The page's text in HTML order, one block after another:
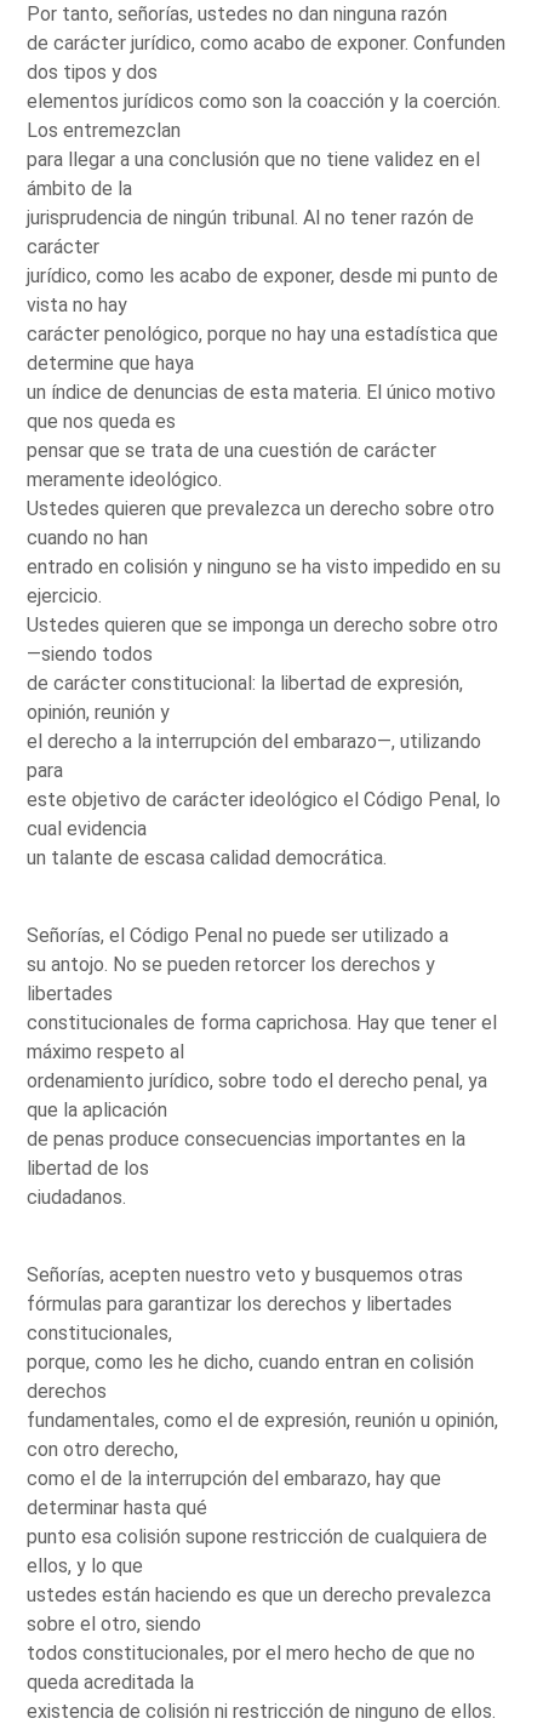
Por tanto, señorías, ustedes no dan ninguna razón
de carácter jurídico, como acabo de exponer. Confunden
dos tipos y dos
elementos jurídicos como son la coacción y la coerción.
Los entremezclan
para llegar a una conclusión que no tiene validez en el
ámbito de la
jurisprudencia de ningún tribunal. Al no tener razón de
carácter
jurídico, como les acabo de exponer, desde mi punto de
vista no hay
carácter penológico, porque no hay una estadística que
determine que haya
un índice de denuncias de esta materia. El único motivo
que nos queda es
pensar que se trata de una cuestión de carácter
meramente ideológico.
Ustedes quieren que prevalezca un derecho sobre otro
cuando no han
entrado en colisión y ninguno se ha visto impedido en su
ejercicio.
Ustedes quieren que se imponga un derecho sobre otro
—siendo todos
de carácter constitucional: la libertad de expresión,
opinión, reunión y
el derecho a la interrupción del embarazo—, utilizando
para
este objetivo de carácter ideológico el Código Penal, lo
cual evidencia
un talante de escasa calidad democrática.
Señorías, el Código Penal no puede ser utilizado a
su antojo. No se pueden retorcer los derechos y
libertades
constitucionales de forma caprichosa. Hay que tener el
máximo respeto al
ordenamiento jurídico, sobre todo el derecho penal, ya
que la aplicación
de penas produce consecuencias importantes en la
libertad de los
ciudadanos.
Señorías, acepten nuestro veto y busquemos otras
fórmulas para garantizar los derechos y libertades
constitucionales,
porque, como les he dicho, cuando entran en colisión
derechos
fundamentales, como el de expresión, reunión u opinión,
con otro derecho,
como el de la interrupción del embarazo, hay que
determinar hasta qué
punto esa colisión supone restricción de cualquiera de
ellos, y lo que
ustedes están haciendo es que un derecho prevalezca
sobre el otro, siendo
todos constitucionales, por el mero hecho de que no
queda acreditada la
existencia de colisión ni restricción de ninguno de ellos.